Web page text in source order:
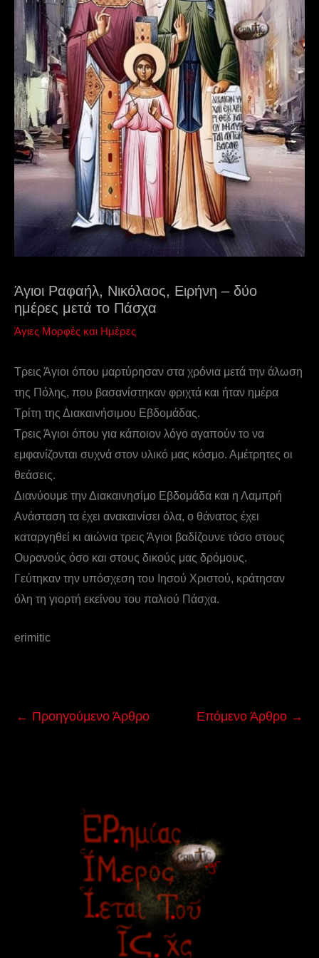
Άγιοι Ραφαήλ, Νικόλαος, Ειρήνη – δύο
ημέρες μετά το Πάσχα
Άγιες Μορφές και Ημέρες
Τρεις Άγιοι όπου μαρτύρησαν στα χρόνια μετά την άλωση
της Πόλης, που βασανίστηκαν φριχτά και ήταν ημέρα
Τρίτη της Διακαινήσιμου Εβδομάδας.
Τρεις Άγιοι όπου για κάποιον λόγο αγαπούν το να
εμφανίζονται συχνά στον υλικό μας κόσμο. Αμέτρητες οι
θεάσεις.
Διανύουμε την Διακαινησίμο Εβδομάδα και η Λαμπρή
Ανάσταση τα έχει ανακαινίσει όλα, ο θάνατος έχει
καταργηθεί κι αιώνια τρεις Άγιοι βαδίζουνε τόσο στους
Ουρανούς όσο και στους δικούς μας δρόμους.
Γεύτηκαν την υπόσχεση του Ιησού Χριστού, κράτησαν
όλη τη γιορτή εκείνου του παλιού Πάσχα.
erimitic
← Προηγούμενο Άρθρο Επόμενο Άρθρο →